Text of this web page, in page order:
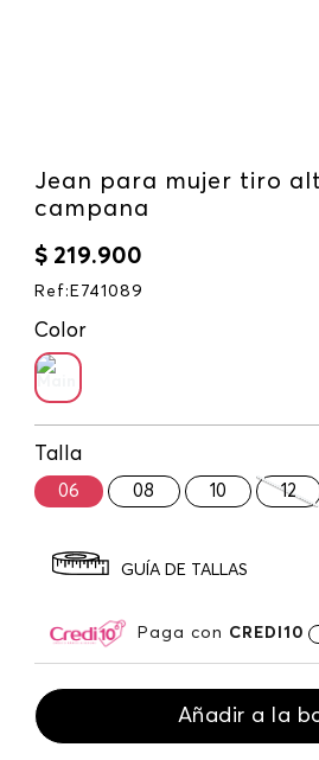
Jean para mujer tiro
campana
$ 219.900
Ref : E741089
Color
Talla
06 08 10 12
GUÍA DE TALLAS
Paga con CREDI10
Añadir a la